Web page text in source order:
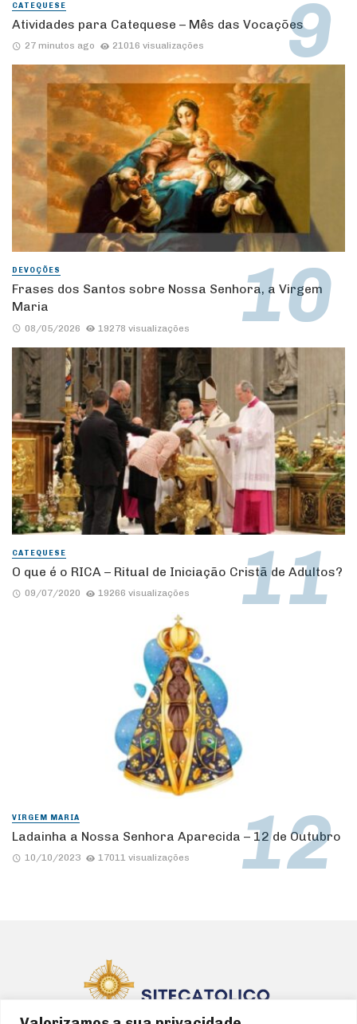
CATEQUESE
Atividades para Catequese – Mês das Vocações
27 minutos ago 21016 visualizações
DEVOÇÕES
Frases dos Santos sobre Nossa Senhora, a Virgem
Maria
08/05/2026 19278 visualizações
CATEQUESE
O que é o RICA – Ritual de Iniciação Cristã de Adultos?
09/07/2020 19266 visualizações
VIRGEM MARIA
Ladainha a Nossa Senhora Aparecida – 12 de Outubro
10/10/2023 17011 visualizações